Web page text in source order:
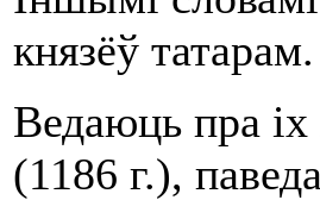
князёў татарам.
Ведаюць пра іх
(1186 г.),